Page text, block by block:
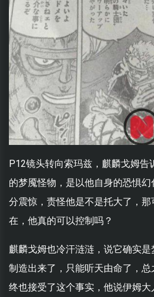
P12镜头转向索玛兹，麒麟戈姆告
的梦魇怪物，是以他自身的恐惧
分震惊，责怪他是不是托大了，
在，他真的可以控制吗？
麒麟戈姆也冷汗涟涟，说它确实
制造出来了，只能听天由命了，
终也接受了这个事实，他说伊姆